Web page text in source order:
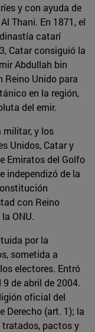
y con ayuda de
Thani. En 1871, el
catarí
Catar consiguió la
Abdullah bin
Unido para
en la región,
del emir.
militar, y los
Unidos, Catar y
Emiratos del Golfo
independizó de la
con Reino
ONU.
por la
sometida a
electores. Entró
de abril de 2004.
oficial del
Derecho (art. 1); la
tratados, pactos y